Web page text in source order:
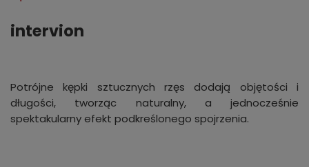
intervion
Potrójne kępki sztucznych rzęs dodają objętości i
długości, tworząc naturalny, a jednocześnie
spektakularny efekt podkreślonego spojrzenia.